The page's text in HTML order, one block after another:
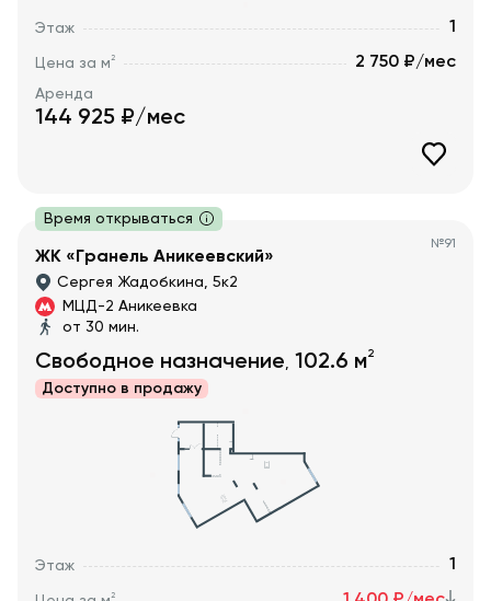
Этаж 1
Цена за м2 2 750 ₽/мес
Аренда
144 925 ₽/мес
Время открываться
№91
ЖК «Гранель Аникеевский»
Сергея Жадобкина, 5к2
МЦД-2 Аникеевка
от 30 мин.
Свободное назначение 102.6 м2
Доступно в продажу
Этаж 1
2